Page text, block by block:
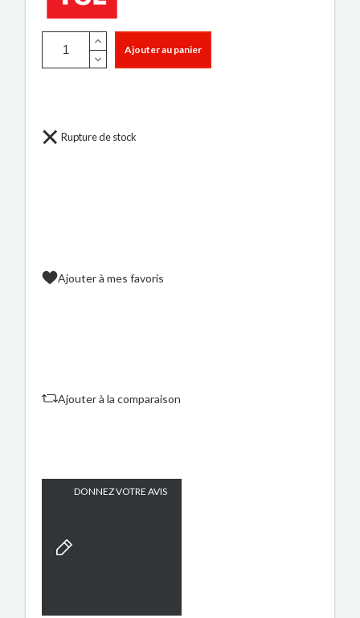
Ajouter au panier
Rupture de stock
Ajouter à mes favoris
Ajouter à la comparaison
DONNEZ VOTRE AVIS